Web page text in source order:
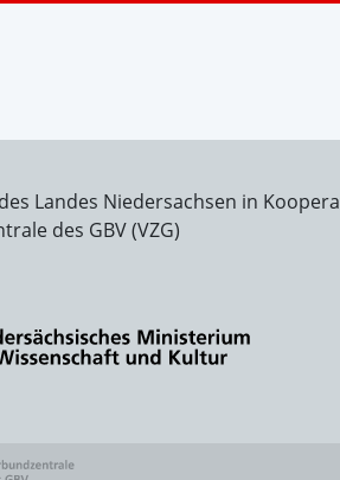
Landes Niedersachsen in
des GBV (VZG)